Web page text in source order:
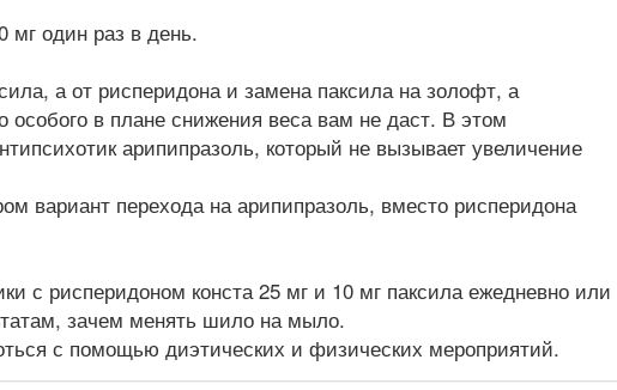
мг один раз в день.
а от рисперидона и замена паксила на золофт, а
особого в плане снижения веса вам не даст. В этом
арипипразоль, который не вызывает увеличение
вариант перехода на арипипразоль, вместо рисперидона
с рисперидоном конста 25 мг и 10 мг паксила ежедневно или
зачем менять шило на мыло.
с помощью диэтических и физических мероприятий.